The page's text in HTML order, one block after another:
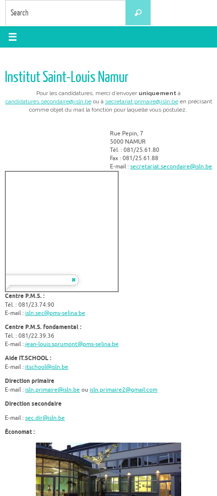
Search
Institut Saint-Louis Namur
Pour les candidatures, merci d’envoyer uniquement à
candidatures.secondaire@isln.beou à secretariat.primaire@isln.been précisant
comme objet du mail la fonction pour laquelle vous postulez.
Rue Pepin, 7
5000 NAMUR
Tél. : 081/25.61.80
Fax : 081/25.61.88
E-mail : secretariat.secondaire@isln.be
Centre P.M.S. :
Tél. : 081/23.74.90
E-mail : isln.sec@pms-selina.be
Centre P.M.S. fondamental :
Tél. : 081/22.39.36
E-mail : jean-louis.sprumont@pms-selina.be
Aide iT.SCHOOL :
E-mail : itschool@isln.be
Direction primaire
E-mail : isln.primaire@isln.be ou isln.primaire2@gmail.com
Direction secondaire
E-mail : sec.dir@isln.be
Économat :